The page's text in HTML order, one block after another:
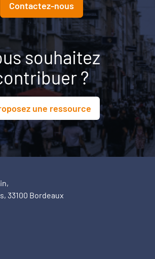
Contactez-nous
souhaitez
?
une ressource
33100 Bordeaux